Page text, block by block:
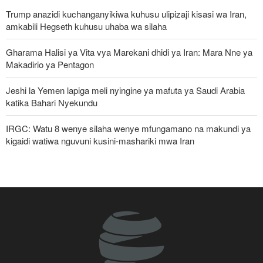
Trump anazidi kuchanganyikiwa kuhusu ulipizaji kisasi wa Iran,
amkabili Hegseth kuhusu uhaba wa silaha
Gharama Halisi ya Vita vya Marekani dhidi ya Iran: Mara Nne ya
Makadirio ya Pentagon
Jeshi la Yemen lapiga meli nyingine ya mafuta ya Saudi Arabia
katika Bahari Nyekundu
IRGC: Watu 8 wenye silaha wenye mfungamano na makundi ya
kigaidi watiwa nguvuni kusini-mashariki mwa Iran
Ripoti: Marekani inazishinikiza nchi za Afrika kujiondoa ICC au